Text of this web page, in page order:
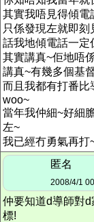
其實我唔見得傾電
只係發現左就即
話我地傾電話一定
其實講真~佢地唔
講真~有幾多個基
而且我都有打番比
woo~
當年我仲細~好細
左~
我已經冇勇氣再打
匿名
2008/4/1
仲要知道d導師對d
標!